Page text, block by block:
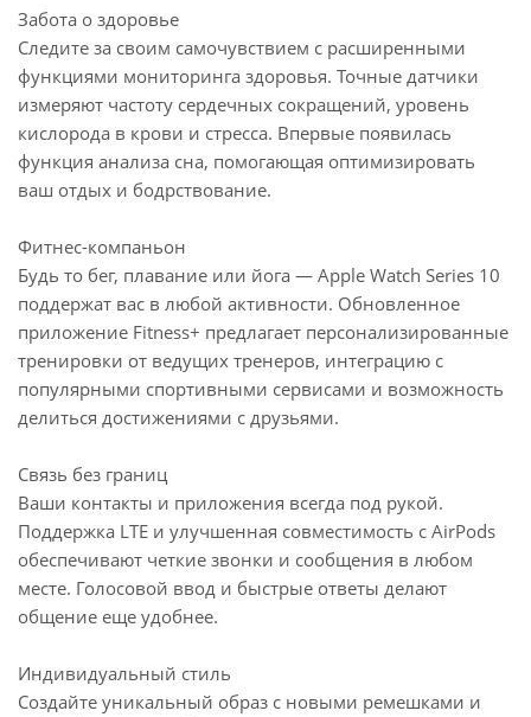
Забота о здоровье
Следите за своим самочувствием с расширенными
функциями мониторинга здоровья. Точные датчики
измеряют частоту сердечных сокращений, уровень
кислорода в крови и стресса. Впервые появилась
функция анализа сна, помогающая оптимизировать
ваш отдых и бодрствование.
Фитнес-компаньон
Будь то бег, плавание или йога — Apple Watch Series 10
поддержат вас в любой активности. Обновленное
приложение Fitness+ предлагает персонализированные
тренировки от ведущих тренеров, интеграцию с
популярными спортивными сервисами и возможность
делиться достижениями с друзьями.
Связь без границ
Ваши контакты и приложения всегда под рукой.
Поддержка LTE и улучшенная совместимость с AirPods
обеспечивают четкие звонки и сообщения в любом
месте. Голосовой ввод и быстрые ответы делают
общение еще удобнее.
Индивидуальный стиль
Создайте уникальный образ с новыми ремешками и